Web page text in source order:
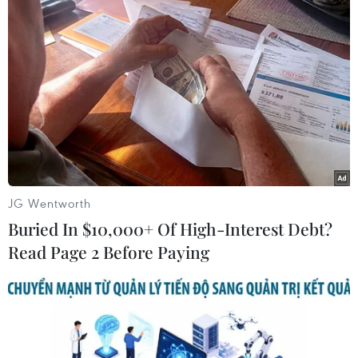
càphê đậm, sữa đặc và đá; ngoài
ra, càphê đá còn có phiên bản chỉ
kết hợp càphê và đá (đen đá).
(TTXVN/Vietnam+)
JG Wentworth
Buried In $10,000+ Of High-Interest Debt?
Read Page 2 Before Paying